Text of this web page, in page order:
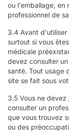
ou l'emballage, en
professionnel de
3.4 Avant d'utiliser
surtout si vous
médicale
devez consulter
santé. Tout usage
site se fait sous
3.5 Vous ne
consulter un
que vous trouvez
ou des